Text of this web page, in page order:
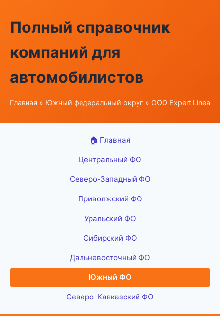
Полный справочник
компаний для
автомобилистов
Главная » Южный федеральный округ » ООО Expert Linea
🏠 Главная
Центральный ФО
Северо-Западный ФО
Приволжский ФО
Уральский ФО
Сибирский ФО
Дальневосточный ФО
Южный ФО
Северо-Кавказский ФО